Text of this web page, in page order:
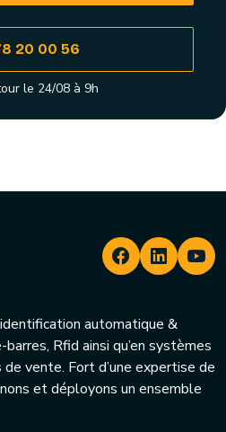
20 00 56
le 24/08 à 9h
automatique &
Rfid ainsi qu’en systèmes
vente. Fort d’une expertise de
et déployons un ensemble